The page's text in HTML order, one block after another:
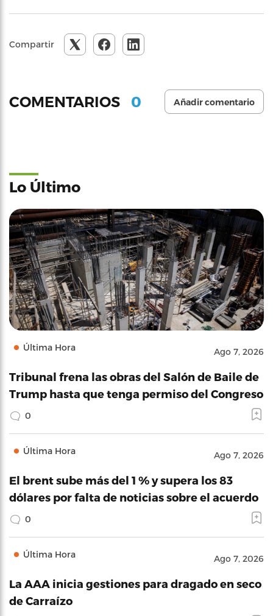
Compartir
COMENTARIOS 0 Añadir comentario
Lo Último
Última Hora Ago 7, 2026
Tribunal frena las obras del Salón de Baile de
Trump hasta que tenga permiso del Congreso
0
Última Hora Ago 7, 2026
El brent sube más del 1 % y supera los 83
dólares por falta de noticias sobre el acuerdo
0
Última Hora Ago 7, 2026
La AAA inicia gestiones para dragado en seco
de Carraízo